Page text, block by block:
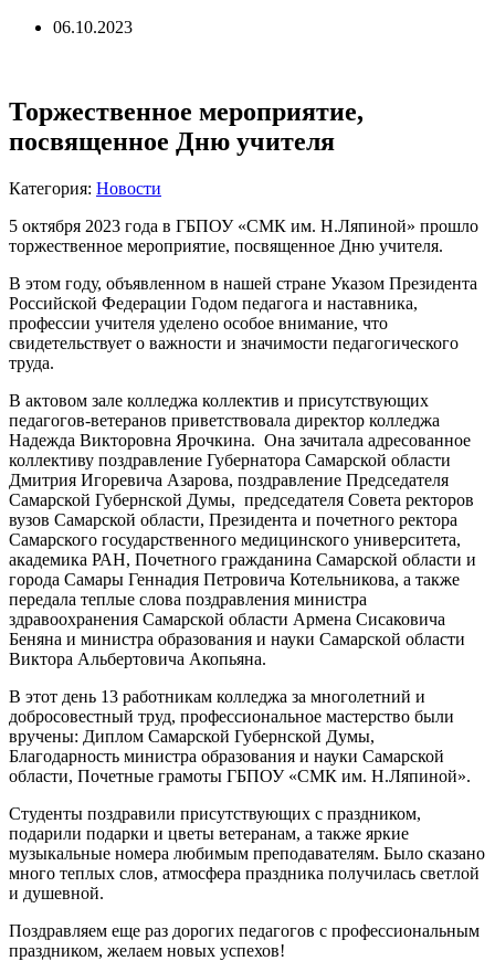
06.10.2023
Торжественное мероприятие,
посвященное Дню учителя
Категория: Новости
5 октября 2023 года в ГБПОУ «СМК им. Н.Ляпиной» прошло
торжественное мероприятие, посвященное Дню учителя.
В этом году, объявленном в нашей стране Указом Президента
Российской Федерации Годом педагога и наставника,
профессии учителя уделено особое внимание, что
свидетельствует о важности и значимости педагогического
труда.
В актовом зале колледжа коллектив и присутствующих
педагогов-ветеранов приветствовала директор колледжа
Надежда Викторовна Ярочкина. Она зачитала адресованное
коллективу поздравление Губернатора Самарской области
Дмитрия Игоревича Азарова, поздравление Председателя
Самарской Губернской Думы, председателя Совета ректоров
вузов Самарской области, Президента и почетного ректора
Самарского государственного медицинского университета,
академика РАН, Почетного гражданина Самарской области и
города Самары Геннадия Петровича Котельникова, а также
передала теплые слова поздравления министра
здравоохранения Самарской области Армена Сисаковича
Беняна и министра образования и науки Самарской области
Виктора Альбертовича Акопьяна.
В этот день 13 работникам колледжа за многолетний и
добросовестный труд, профессиональное мастерство были
вручены: Диплом Самарской Губернской Думы,
Благодарность министра образования и науки Самарской
области, Почетные грамоты ГБПОУ «СМК им. Н.Ляпиной».
Студенты поздравили присутствующих с праздником,
подарили подарки и цветы ветеранам, а также яркие
музыкальные номера любимым преподавателям. Было сказано
много теплых слов, атмосфера праздника получилась светлой
и душевной.
Поздравляем еще раз дорогих педагогов с профессиональным
праздником, желаем новых успехов!